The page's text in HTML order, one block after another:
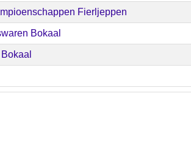
Fierljeppen
Bokaal